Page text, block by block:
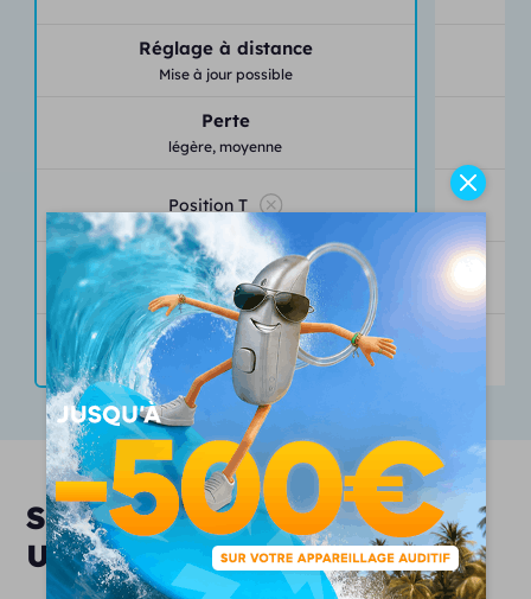
Réglage à distance
Mise à jour possible
Perte
légère, moyenne
Position T
Bouton de contrôle
programmes, volume
Étanchéité
IP68
Services & engagements
Unisson